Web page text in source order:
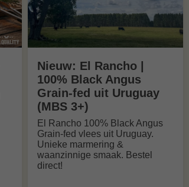
Nieuw: El Rancho |
100% Black Angus
Grain-fed uit Uruguay
(MBS 3+)
El Rancho 100% Black Angus
Grain-fed vlees uit Uruguay.
Unieke marmering &
waanzinnige smaak. Bestel
direct!